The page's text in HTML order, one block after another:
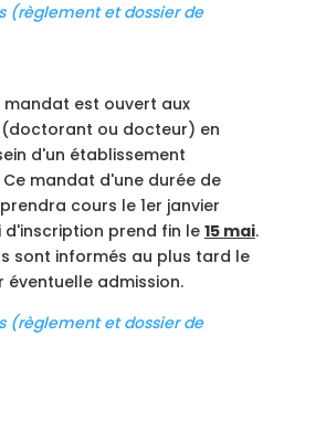
(règlement et dossier de
mandat est ouvert aux
ou docteur) en
d'un établissement
Ce mandat d'une durée de
cours le 1er janvier
d'inscription prend fin le 15 mai.
sont informés au plus tard le
éventuelle admission.
(règlement et dossier de